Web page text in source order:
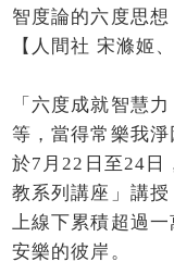
智度論的六度思想
【人間社 宋滌姬
「六度成就智慧
等，當得常樂我
於7月22日至24日
教系列講座」講
上線下累積超過
安樂的彼岸。